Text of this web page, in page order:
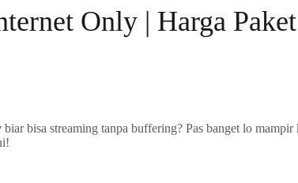
Only | Harga
biar bisa streaming tanpa buffering? Pas banget lo